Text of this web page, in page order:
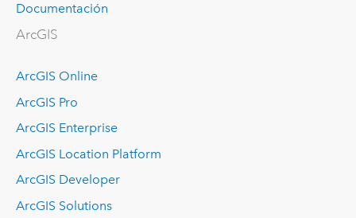
Documentación
ArcGIS
ArcGIS Online
ArcGIS Pro
ArcGIS Enterprise
ArcGIS Location Platform
ArcGIS Developer
ArcGIS Solutions